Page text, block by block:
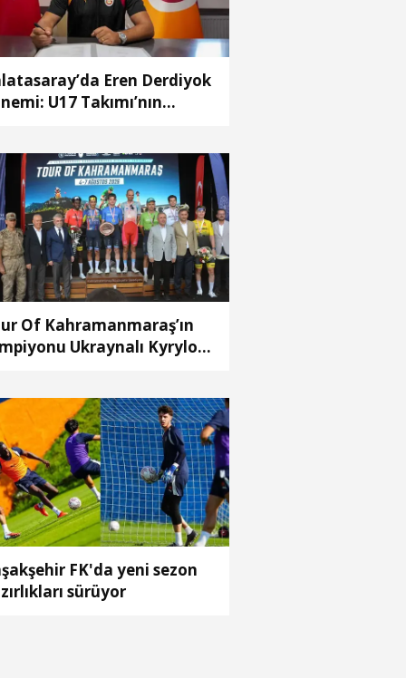
Eren Derdiyok
U17 Takımı’nın
Of Kahramanmaraş’ın
Ukraynalı Kyrylo
FK'da yeni sezon
sürüyor